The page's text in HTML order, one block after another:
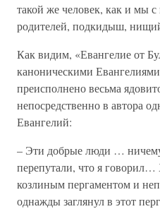
такой же человек, как и мы
родителей, подкидыш,
Как видим, «Евангелие от
каноническими
преисполнено весьма
непосредственно в автора
Евангелий:
– Эти добрые люди …
перепутали, что я
козлиным пергаментом и
однажды заглянул в этот